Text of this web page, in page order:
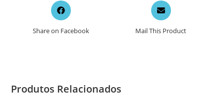
Opens
in
new
Share on Facebook
Opens
in
a
new
Mail This Product
Produtos Relacionados